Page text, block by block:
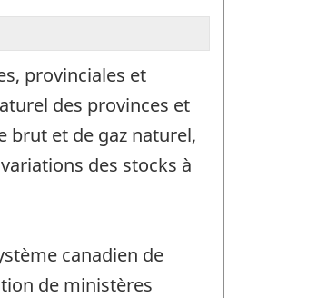
provinciales et
des provinces et
brut et de gaz naturel,
des stocks à
canadien de
de ministères